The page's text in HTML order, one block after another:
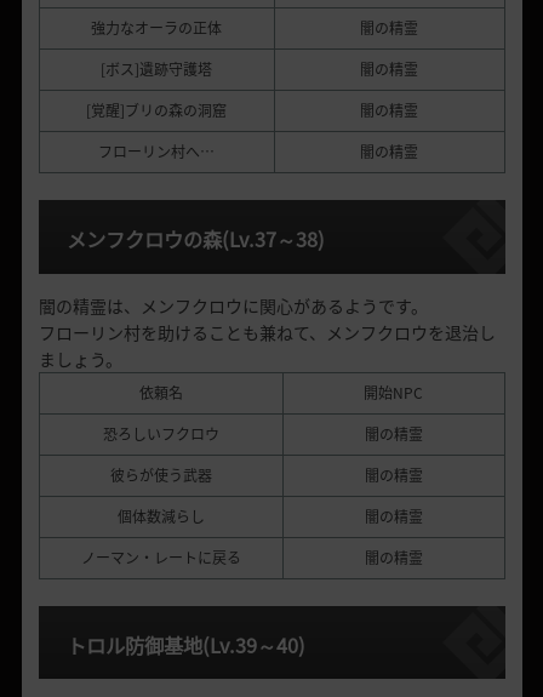
強力なオーラの正体
闇の精霊
[ボス]遺跡守護塔
闇の精霊
[覚醒]ブリの森の洞窟
闇の精霊
フローリン村へ…
闇の精霊
メンフクロウの森(Lv.37～38)
闇の精霊は、メンフクロウに関心があるようです。
フローリン村を助けることも兼ねて、メンフクロウを退治し
ましょう。
依頼名
開始NPC
恐ろしいフクロウ
闇の精霊
彼らが使う武器
闇の精霊
個体数減らし
闇の精霊
ノーマン・レートに戻る
闇の精霊
トロル防御基地(Lv.39～40)